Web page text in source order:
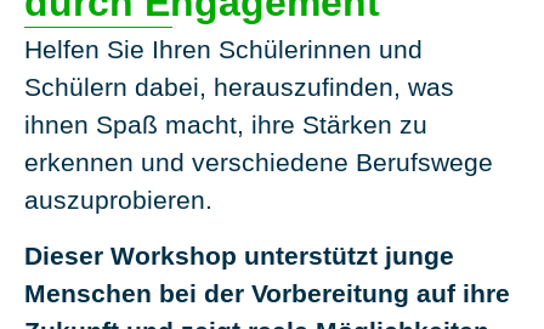
Helfen Sie Ihren Schülerinnen und
Schülern dabei, herauszufinden, was
ihnen Spaß macht, ihre Stärken zu
erkennen und verschiedene Berufswege
auszuprobieren.
Dieser Workshop unterstützt junge
Menschen bei der Vorbereitung auf ihre